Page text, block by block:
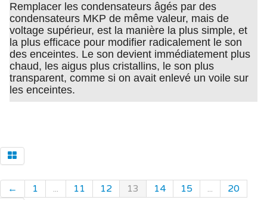
Remplacer les condensateurs âgés par des
condensateurs MKP de même valeur, mais de
voltage supérieur, est la manière la plus simple, et
la plus efficace pour modifier radicalement le son
des enceintes. Le son devient immédiatement plus
chaud, les aigus plus cristallins, le son plus
transparent, comme si on avait enlevé un voile sur
les enceintes.
← 1 ... 11 12 13 14 15 ...
20